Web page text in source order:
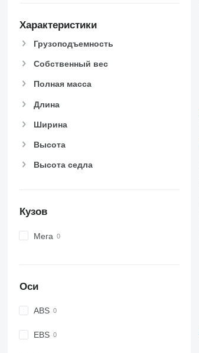
Характеристики
Грузоподъемность
Собственный вес
Полная масса
Длина
Ширина
Высота
Высота седла
Кузов
Мега
Оси
ABS
EBS